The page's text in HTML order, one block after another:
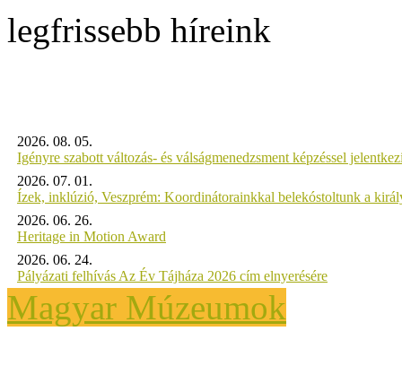
legfrissebb híreink
2026. 08. 05.
Igényre szabott változás- és válságmenedzsment képzéssel
2026. 07. 01.
Ízek, inklúzió, Veszprém: Koordinátorainkkal belekóstoltunk a
2026. 06. 26.
Heritage in Motion Award
2026. 06. 24.
Pályázati felhívás Az Év Tájháza 2026 cím elnyerésére
Magyar Múzeumok